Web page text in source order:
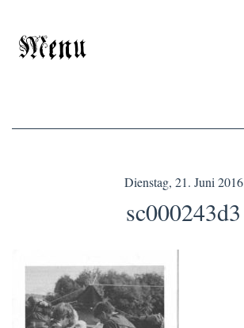
Menu
Dienstag, 21. Juni 2016
sc000243d3